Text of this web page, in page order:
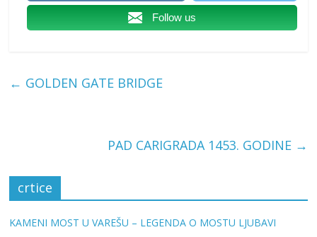
Follow us
← GOLDEN GATE BRIDGE
PAD CARIGRADA 1453. GODINE →
crtice
KAMENI MOST U VAREŠU – LEGENDA O MOSTU LJUBAVI